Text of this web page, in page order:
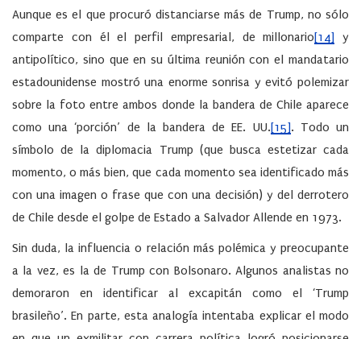
Aunque es el que procuró distanciarse más de Trump, no sólo
comparte con él el perfil empresarial, de millonario[14] y
antipolítico, sino que en su última reunión con el mandatario
estadounidense mostró una enorme sonrisa y evitó polemizar
sobre la foto entre ambos donde la bandera de Chile aparece
como una ‘porción’ de la bandera de EE. UU.[15]. Todo un
símbolo de la diplomacia Trump (que busca estetizar cada
momento, o más bien, que cada momento sea identificado más
con una imagen o frase que con una decisión) y del derrotero
de Chile desde el golpe de Estado a Salvador Allende en 1973.
Sin duda, la influencia o relación más polémica y preocupante
a la vez, es la de Trump con Bolsonaro. Algunos analistas no
demoraron en identificar al excapitán como el ‘Trump
brasileño’. En parte, esta analogía intentaba explicar el modo